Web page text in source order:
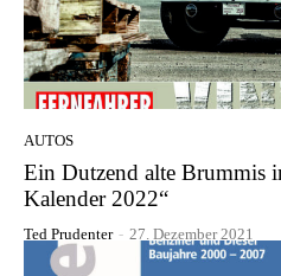
AUTOS
Ein Dutzend alte Brummis
Kalender 2022“
Ted Prudenter - 27. Dezember 2021